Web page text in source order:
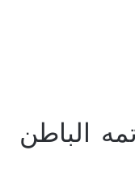
الباطن